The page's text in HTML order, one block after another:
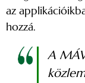
az
hozzá.
A